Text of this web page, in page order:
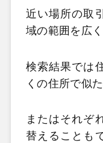
近い場所の取
域の範囲を広
検索結果では
くの住所で似
またはそれぞ
替えることも